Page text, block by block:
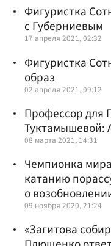
Фигуристка
с Губерниевым
17 апреля 2021, 02:32
Фигуристка
образ
02 апреля 2021, 09:12
Профессор для
Туктамышевой:
08 марта 2021, 14:31
Чемпионка
катанию
о
09 ноября 2020, 21:24
«Загитова